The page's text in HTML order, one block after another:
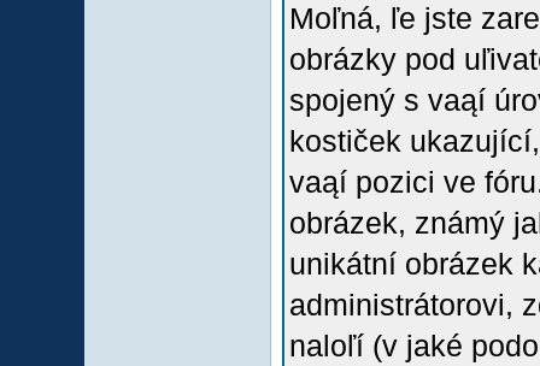
Moľná, ľe jste
obrázky pod
spojený s vaąí
kostiček
vaąí pozici ve
obrázek, známý
unikátní obrázek
administrátorovi,
naloľí (v jaké